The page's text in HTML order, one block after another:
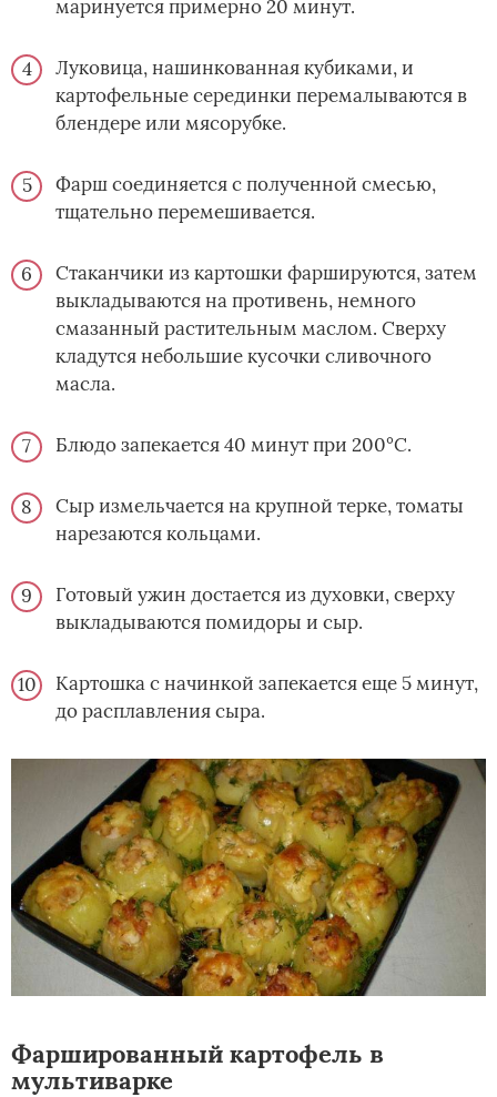
маринуется примерно 20 минут.
Луковица, нашинкованная кубиками, и
картофельные серединки перемалываются в
блендере или мясорубке.
Фарш соединяется с полученной смесью,
тщательно перемешивается.
Стаканчики из картошки фаршируются, затем
выкладываются на противень, немного
смазанный растительным маслом. Сверху
кладутся небольшие кусочки сливочного
масла.
Блюдо запекается 40 минут при 200°С.
Сыр измельчается на крупной терке, томаты
нарезаются кольцами.
Готовый ужин достается из духовки, сверху
выкладываются помидоры и сыр.
Картошка с начинкой запекается еще 5 минут,
до расплавления сыра.
Фаршированный картофель в
мультиварке